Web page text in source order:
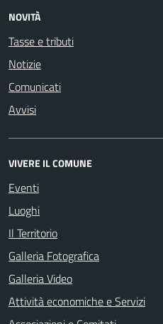
NOVITÀ
Tasse e tributi
Notizie
Comunicati
Avvisi
VIVERE IL COMUNE
Eventi
Luoghi
Il Territorio
Galleria Fotografica
Galleria Video
Attività economiche e Servizi